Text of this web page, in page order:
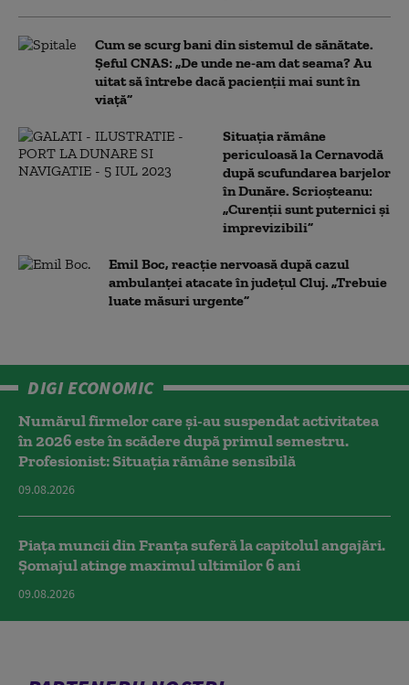
Cum se scurg bani din sistemul de sănătate.
Șeful CNAS: „De unde ne-am dat seama? Au
uitat să întrebe dacă pacienții mai sunt în
viață”
Situația rămâne
periculoasă la Cernavodă
după scufundarea barjelor
în Dunăre. Scrioșteanu:
„Curenții sunt puternici și
imprevizibili”
Emil Boc, reacție nervoasă după cazul
ambulanței atacate în județul Cluj. „Trebuie
luate măsuri urgente”
DIGI ECONOMIC
Numărul firmelor care și-au suspendat activitatea
în 2026 este în scădere după primul semestru.
Profesionist: Situația rămâne sensibilă
09.08.2026
Piața muncii din Franța suferă la capitolul angajări.
Șomajul atinge maximul ultimilor 6 ani
09.08.2026